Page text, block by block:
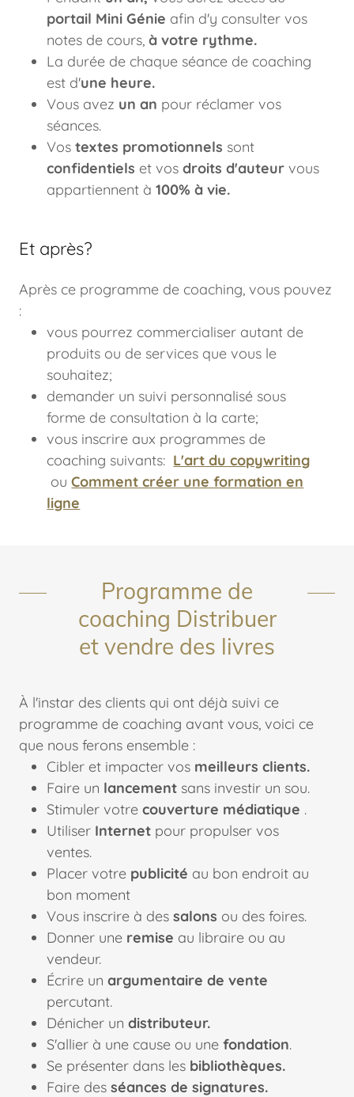
portail Mini Génie afin d'y consulter vos
notes de cours,à votre rythme.
La durée de chaque séance de coaching
est d'une heure.
Vous avez un an pour réclamer vos
séances.
Vos textes promotionnels sont
confidentiels et vosdroits d'auteurvous
appartiennent à100% à vie.
Et après?
Après ce programme de coaching, vous pouvez
:
vous pourrez commercialiser autant de
produits ou de services que vous le
souhaitez;
demander un suivi personnalisé sous
forme de consultation à la carte;
vous inscrire aux programmes de
coaching suivants: L'art du copywriting
ouComment créer une formation en
ligne
Programme de
coaching Distribuer
et vendre des livres
À l'instar des clients qui ont déjà suivi ce
programme de coaching avant vous, voici ce
que nous ferons ensemble :
Cibler et impacter vos meilleurs clients.
Faire un lancement sans investir un sou.
Stimuler votre couverture médiatique .
Utiliser Internet pour propulser vos
ventes.
Placer votre publicité au bon endroit au
bon moment
Vous inscrire à dessalons ou des foires.
Donner une remise au libraire ou au
vendeur.
Écrire unargumentaire de vente
percutant.
Dénicher undistributeur.
S'allier à une cause ou unefondation.
Se présenter dans les bibliothèques.
Faire desséances de signatures.